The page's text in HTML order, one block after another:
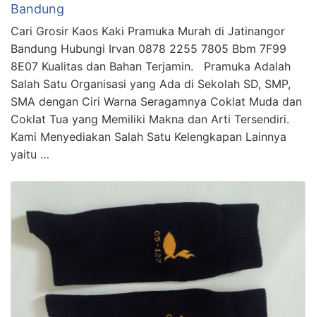
Bandung
Cari Grosir Kaos Kaki Pramuka Murah di Jatinangor
Bandung Hubungi Irvan 0878 2255 7805 Bbm 7F99
8E07 Kualitas dan Bahan Terjamin. Pramuka Adalah
Salah Satu Organisasi yang Ada di Sekolah SD, SMP,
SMA dengan Ciri Warna Seragamnya Coklat Muda dan
Coklat Tua yang Memiliki Makna dan Arti Tersendiri.
Kami Menyediakan Salah Satu Kelengkapan Lainnya
yaitu …